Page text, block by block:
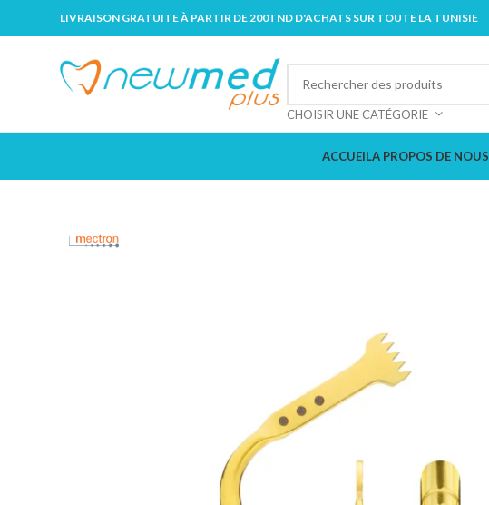
LIVRAISON GRATUITE À PARTIR DE 200TND D'ACHATS SUR TOUTE LA TUNISIE
CHOISIR UNE CATÉGORIE
ACCUEILA PROPOS DE NOUS